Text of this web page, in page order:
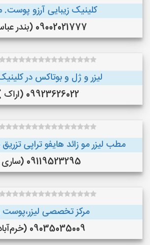
کلینیک زیبایی آرزو پوست.
09002021777 (بندر عباس)
لیزر و ژل و بوتاکس در
09923626022 (اراک )
مطب لیزر مو زائد هایفو تراپی
09119523295 (ساری )
مرکز تخصصی لیزر،پوست
09035035009 (خرم‌آباد )